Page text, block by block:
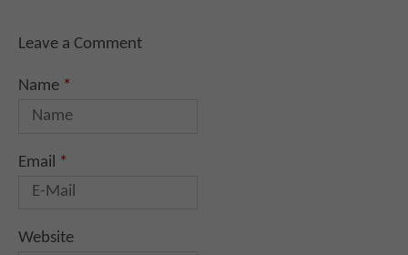
Leave a Comment
Name *
Email *
Website